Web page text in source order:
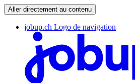
Aller directement au contenu
jobup.ch Logo de navigation